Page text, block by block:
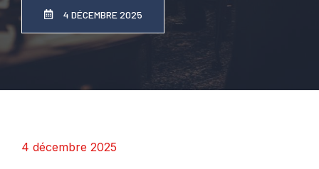
4 DÉCEMBRE 2025
4 décembre 2025